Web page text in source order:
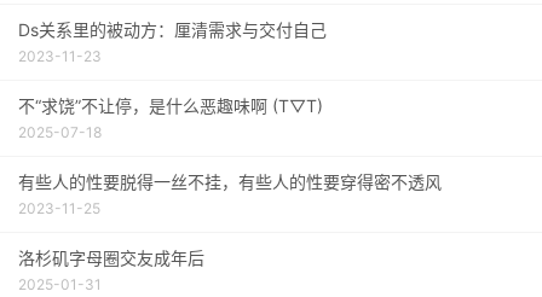
Ds关系里的被动方：厘清需求与交付自己
2023-11-23
不“求饶”不让停，是什么恶趣味啊 (T▽T)
2025-07-18
有些人的性要脱得一丝不挂，有些人的性要穿得密不透风
2023-11-25
洛杉矶字母圈交友成年后
2025-01-31